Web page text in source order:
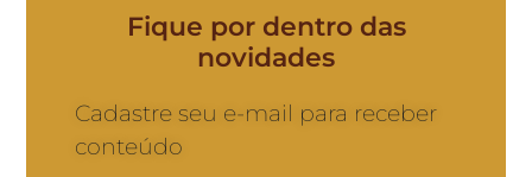
Fique por dentro das
novidades
Cadastre seu e-mail para receber
conteúdo